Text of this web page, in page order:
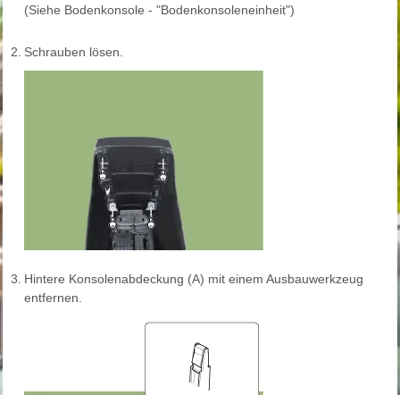
(Siehe Bodenkonsole - "Bodenkonsoleneinheit")
2. Schrauben lösen.
3. Hintere Konsolenabdeckung (A) mit einem Ausbauwerkzeug
entfernen.